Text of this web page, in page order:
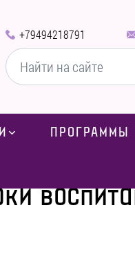
+79494218791
ПРОГРАММЫ